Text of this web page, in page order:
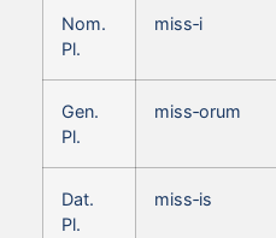
Nom.
Pl.
miss‑i
Gen.
Pl.
miss‑orum
Dat.
Pl.
miss‑is